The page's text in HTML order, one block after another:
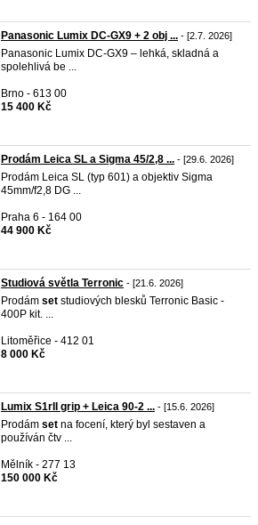
Panasonic Lumix DC‑GX9 + 2 obj ... - [2.7. 2026]
Panasonic Lumix DC‑GX9 – lehká, skladná a
spolehlivá be ...
Brno - 613 00
15 400 Kč
Prodám Leica SL a Sigma 45/2,8 ... - [29.6. 2026]
Prodám Leica SL (typ 601) a objektiv Sigma
45mm/f2,8 DG ...
Praha 6 - 164 00
44 900 Kč
Studiová světla Terronic - [21.6. 2026]
Prodám set studiových blesků Terronic Basic -
400P kit. ...
Litoměřice - 412 01
8 000 Kč
Lumix S1rII grip + Leica 90-2 ... - [15.6. 2026]
Prodám set na focení, který byl sestaven a
používán čtv ...
Mělník - 277 13
150 000 Kč